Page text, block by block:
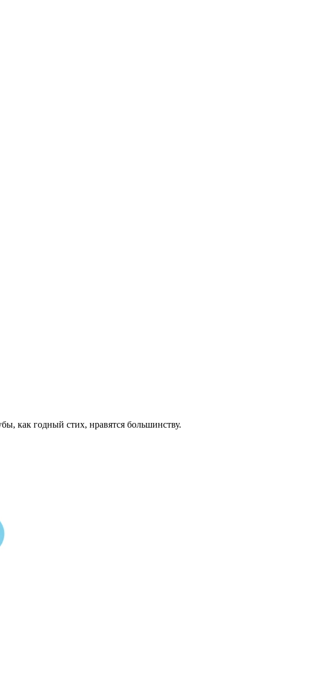
как годный стих, нравятся большинству.